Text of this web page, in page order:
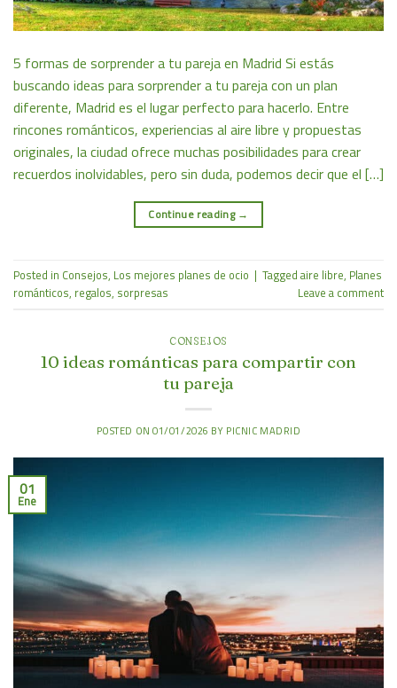
5 formas de sorprender a tu pareja en Madrid Si estás
buscando ideas para sorprender a tu pareja con un plan
diferente, Madrid es el lugar perfecto para hacerlo. Entre
rincones románticos, experiencias al aire libre y propuestas
originales, la ciudad ofrece muchas posibilidades para crear
recuerdos inolvidables, pero sin duda, podemos decir que el […]
Continue reading →
Posted in Consejos, Los mejores planes de ocio | Tagged aire libre, Planes
románticos, regalos, sorpresas Leave a comment
CONSEJOS
10 ideas románticas para compartir con
tu pareja
POSTED ON01/01/2026 BY PICNIC MADRID
01
Ene